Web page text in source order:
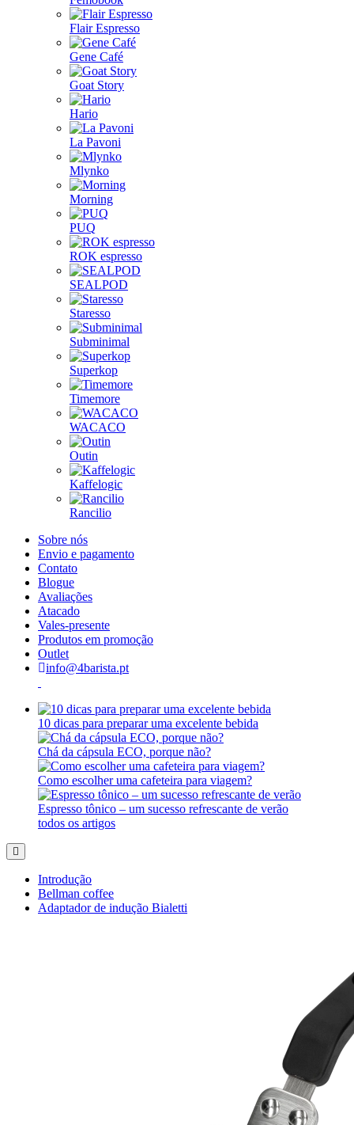
Flair Espresso
Gene Café
Goat Story
Hario
La Pavoni
Mlynko
Morning
PUQ
ROK espresso
SEALPOD
Staresso
Subminimal
Superkop
Timemore
WACACO
Outin
Kaffelogic
Rancilio
Sobre nós
Envio e pagamento
Contato
Blogue
Avaliações
Atacado
Vales-presente
Produtos em promoção
Outlet
info@4barista.pt
10 dicas para preparar uma excelente bebida
Chá da cápsula ECO, porque não?
Como escolher uma cafeteira para viagem?
Espresso tônico – um sucesso refrescante de verão
todos os artigos
Introdução
Bellman coffee
Adaptador de indução Bialetti